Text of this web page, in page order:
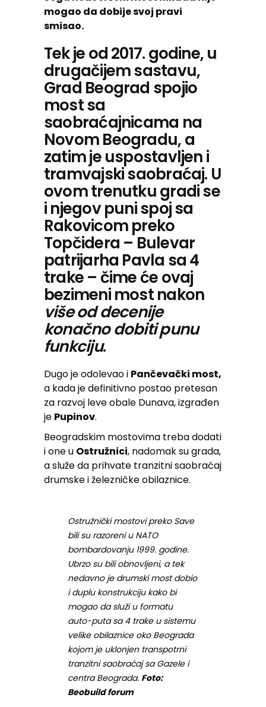
mogao da dobije svoj pravi
smisao.
Tek je od 2017. godine, u
drugačijem sastavu,
Grad Beograd spojio
most sa
saobraćajnicama na
Novom Beogradu, a
zatim je uspostavljen i
tramvajski saobraćaj. U
ovom trenutku gradi se
i njegov puni spoj sa
Rakovicom preko
Topčidera – Bulevar
patrijarha Pavla sa 4
trake – čime će ovaj
bezimeni most nakon
više od decenije
konačno dobiti punu
funkciju.
Dugo je odolevao i Pančevački most,
a kada je definitivno postao pretesan
za razvoj leve obale Dunava, izgrađen
je Pupinov.
Beogradskim mostovima treba dodati
i one u Ostružnici, nadomak su grada,
a služe da prihvate tranzitni saobraćaj
drumske i železničke obilaznice.
Ostružnički mostovi preko Save
bili su razoreni u NATO
bombardovanju 1999. godine.
Ubrzo su bili obnovljeni, a tek
nedavno je drumski most dobio
i duplu konstrukciju kako bi
mogao da služi u formatu
auto-puta sa 4 trake u sistemu
velike obilaznice oko Beograda
kojom je uklonjen transpotrni
tranzitni saobraćaj sa Gazele i
centra Beograda. Foto:
Beobuild forum